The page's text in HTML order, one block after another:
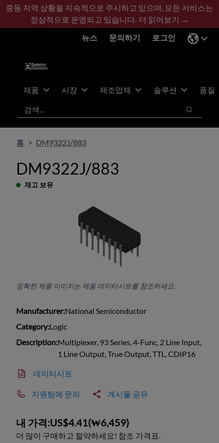
기
콘
바
글
중동 지역 상황을 지속적으로 주시하고 있으며, 모든 서비스는
정상적으로 운영되고 있습니다. 더 읽어보기 →
뉴스
문의하기 로그인
제품 시장 제조업체 솔루션
품질
검색
검색
홈 DM9322J/883
DM9322J/883
재고 보유
정확한 제품 이미지는 제품 데이터시트를 참조하세요.
Manufacturer:National Semiconductor
Category:Logic
Description:Multiplexer, 93 Series, 4-Func, 2 Line Input,
1 Line Output, True Output, TTL, CDIP16
데이터시트
지원팀에 문의 게시물 공유
내 가격:US$4.41(₩6,459)
더 많이 구매하고 절약하세요! 참조 가격표.